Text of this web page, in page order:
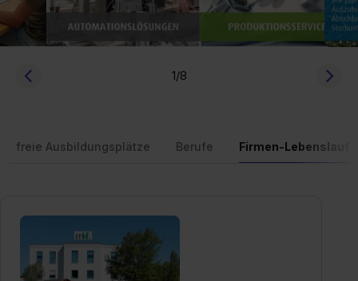
1/8
freie Ausbildungsplätze Berufe Firmen-Lebenslauf